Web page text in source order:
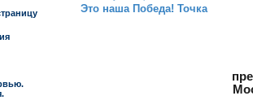
Это наша Победа! Точка